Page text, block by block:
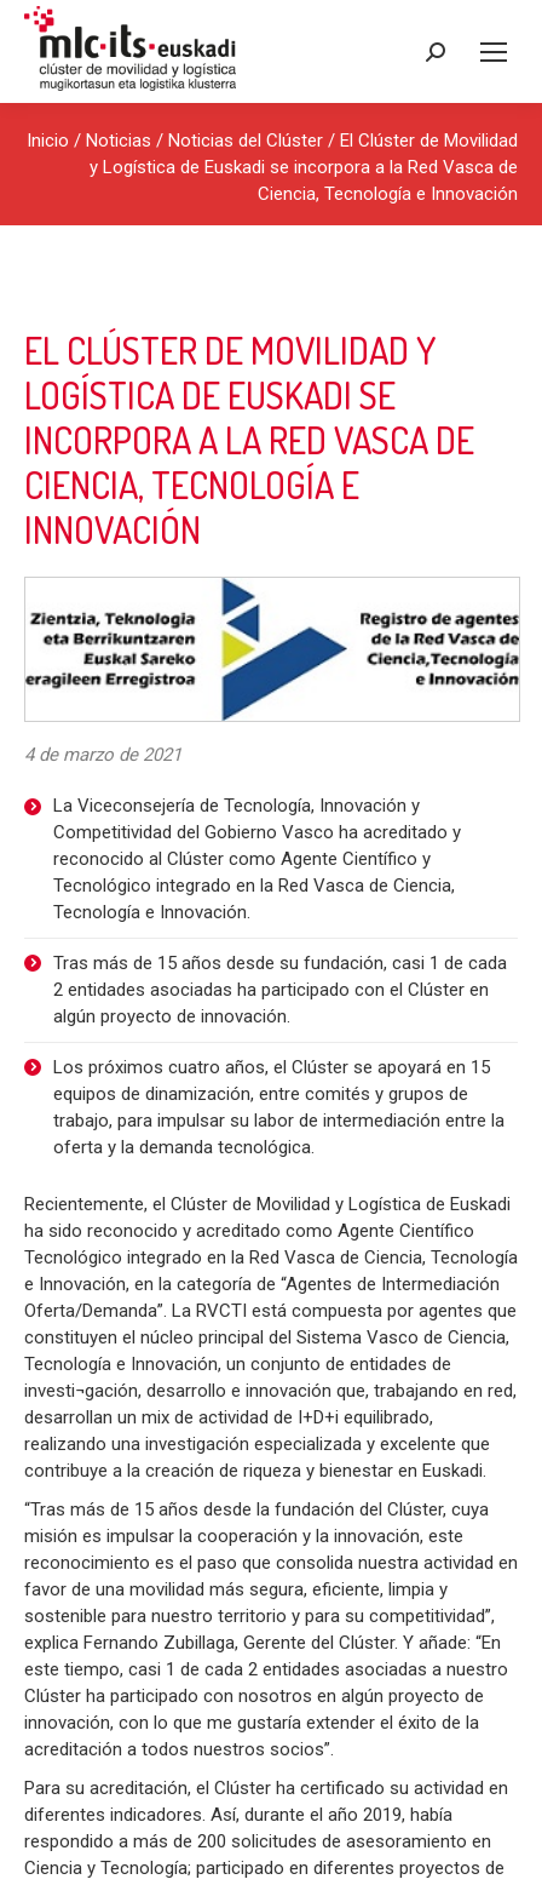
Buscar:
Inicio / Noticias / Noticias del Clúster / El Clúster de Movilidad
y Logística de Euskadi se incorpora a la Red Vasca de
Ciencia, Tecnología e Innovación
EL CLÚSTER DE MOVILIDAD Y
LOGÍSTICA DE EUSKADI SE
INCORPORA A LA RED VASCA DE
CIENCIA, TECNOLOGÍA E
INNOVACIÓN
4 de marzo de 2021
La Viceconsejería de Tecnología, Innovación y
Competitividad del Gobierno Vasco ha acreditado y
reconocido al Clúster como Agente Científico y
Tecnológico integrado en la Red Vasca de Ciencia,
Tecnología e Innovación.
Tras más de 15 años desde su fundación, casi 1 de cada
2 entidades asociadas ha participado con el Clúster en
algún proyecto de innovación.
Los próximos cuatro años, el Clúster se apoyará en 15
equipos de dinamización, entre comités y grupos de
trabajo, para impulsar su labor de intermediación entre la
oferta y la demanda tecnológica.
Recientemente, el Clúster de Movilidad y Logística de Euskadi
ha sido reconocido y acreditado como Agente Científico
Tecnológico integrado en la Red Vasca de Ciencia, Tecnología
e Innovación, en la categoría de “Agentes de Intermediación
Oferta/Demanda”. La RVCTI está compuesta por agentes que
constituyen el núcleo principal del Sistema Vasco de Ciencia,
Tecnología e Innovación, un conjunto de entidades de
investi¬gación, desarrollo e innovación que, trabajando en red,
desarrollan un mix de actividad de I+D+i equilibrado,
realizando una investigación especializada y excelente que
contribuye a la creación de riqueza y bienestar en Euskadi.
“Tras más de 15 años desde la fundación del Clúster, cuya
misión es impulsar la cooperación y la innovación, este
reconocimiento es el paso que consolida nuestra actividad en
favor de una movilidad más segura, eficiente, limpia y
sostenible para nuestro territorio y para su competitividad”,
explica Fernando Zubillaga, Gerente del Clúster. Y añade: “En
este tiempo, casi 1 de cada 2 entidades asociadas a nuestro
Clúster ha participado con nosotros en algún proyecto de
innovación, con lo que me gustaría extender el éxito de la
acreditación a todos nuestros socios”.
Para su acreditación, el Clúster ha certificado su actividad en
diferentes indicadores. Así, durante el año 2019, había
respondido a más de 200 solicitudes de asesoramiento en
Ciencia y Tecnología; participado en diferentes proyectos de